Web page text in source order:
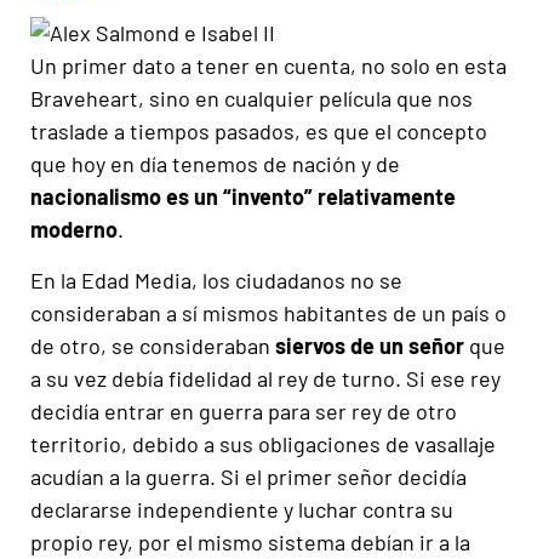
Un primer dato a tener en cuenta, no solo en esta
Braveheart, sino en cualquier película que nos
traslade a tiempos pasados, es que el concepto
que hoy en día tenemos de nación y de
nacionalismo es un “invento” relativamente
moderno.
En la Edad Media, los ciudadanos no se
consideraban a sí mismos habitantes de un país o
de otro, se consideraban siervos de un señor que
a su vez debía fidelidad al rey de turno. Si ese rey
decidía entrar en guerra para ser rey de otro
territorio, debido a sus obligaciones de vasallaje
acudían a la guerra. Si el primer señor decidía
declararse independiente y luchar contra su
propio rey, por el mismo sistema debían ir a la